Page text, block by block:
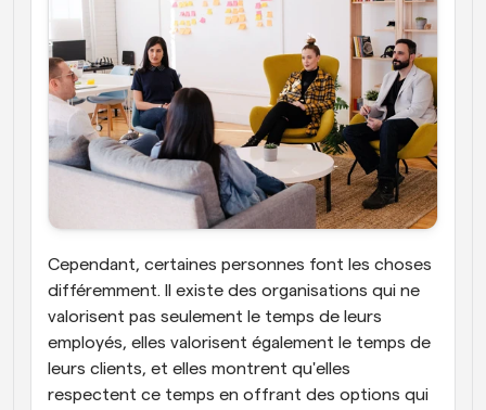
Cependant, certaines personnes font les choses
différemment. Il existe des organisations qui ne
valorisent pas seulement le temps de leurs
employés, elles valorisent également le temps de
leurs clients, et elles montrent qu'elles
respectent ce temps en offrant des options qui